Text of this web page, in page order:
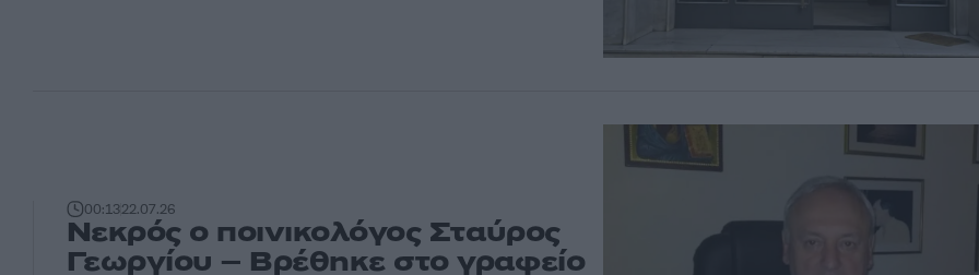
00:1322.07.26
Νεκρός ο ποινικολόγος Σταύρος
Γεωργίου – Βρέθηκε στο γραφείο